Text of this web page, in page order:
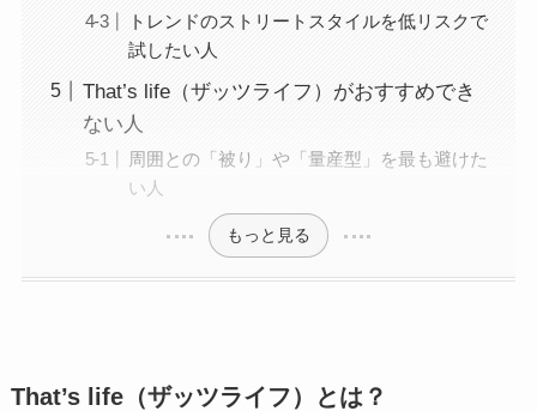
トレンドのストリートスタイルを低リスクで
試したい人
That’s life（ザッツライフ）がおすすめでき
ない人
周囲との「被り」や「量産型」を最も避けた
い人
もっと見る
That’s life（ザッツライフ）とは？